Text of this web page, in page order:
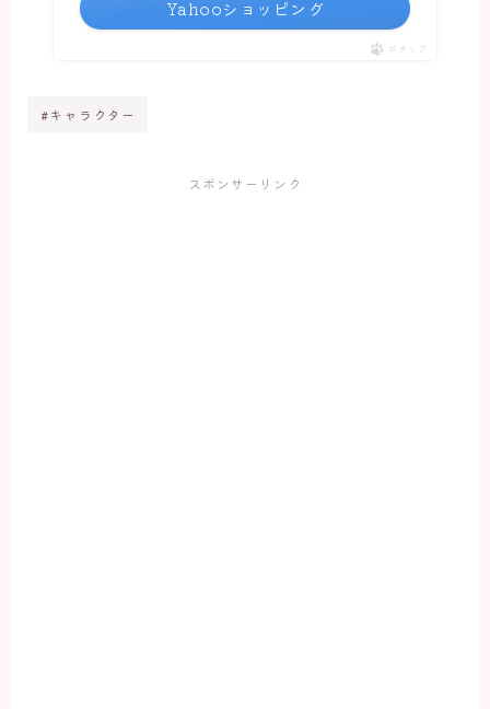
Yahooショッピング
ポチップ
#キャラクター
スポンサーリンク